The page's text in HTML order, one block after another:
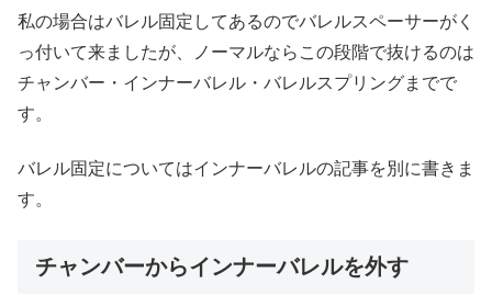
私の場合はバレル固定してあるのでバレルスペーサーがく
っ付いて来ましたが、ノーマルならこの段階で抜けるのは
チャンバー・インナーバレル・バレルスプリングまでで
す。
バレル固定についてはインナーバレルの記事を別に書きま
す。
チャンバーからインナーバレルを外す